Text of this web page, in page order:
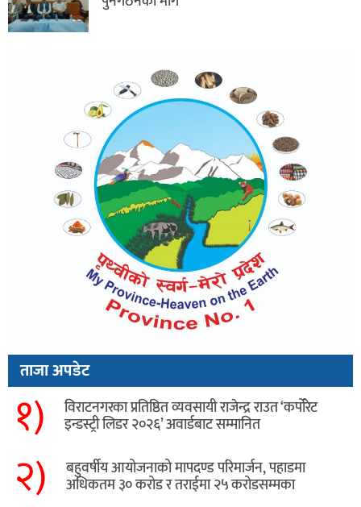
ताजा अपडेट
१) विराटनगरका प्रतिष्ठित व्यवसायी राजेन्द्र राउत ‘कर्पोरेट
इन्डस्ट्री लिडर २०२६’ अवार्डबाट सम्मानित
२) बहुवर्षीय आयोजनाको मापदण्ड परिमार्जन, पहाडमा
अधिकतम ३० करोड र तराईमा २५ करोडसम्मका